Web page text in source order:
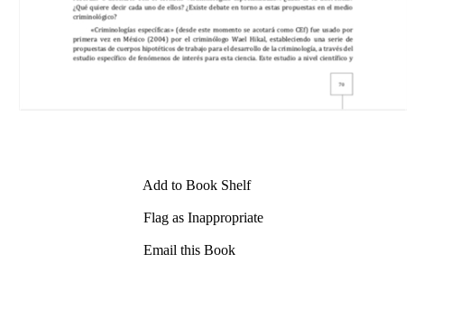
Add to Book Shelf
Flag as Inappropriate
Email this Book